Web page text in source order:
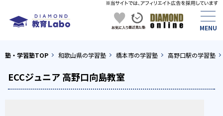
塾・学習塾TOP 和歌山県の学習塾 橋本市の学習塾 高野口駅の学習塾
ECCジュニア 高野口向島教室